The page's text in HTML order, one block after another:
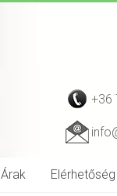
+36
Árak Elérhetőség